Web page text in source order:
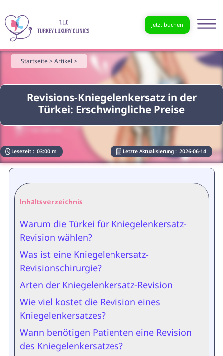
Jetzt buchen
Revisions-Kniegelenkersatz in der
Türkei: Erschwingliche Preise
Startseite >Artikel >
Lesezeit : 03:00 m Letzte Aktualisierung : 2026-06-14
Inhaltsverzeichnis
Warum die Türkei für Kniegelenkersatz-
Revision wählen?
Was ist eine Kniegelenkersatz-
Revisionschirurgie?
Arten der Kniegelenkersatz-Revision
Wie viel kostet die Revision eines
Kniegelenkersatzes?
Wann benötigen Patienten eine Revision
des Kniegelenkersatzes?